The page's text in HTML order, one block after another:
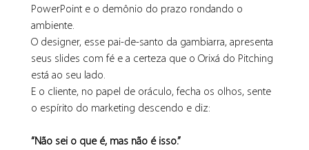
PowerPoint e o demônio do prazo rondando o
ambiente.
O designer, esse pai-de-santo da gambiarra, apresenta
seus slides com fé e a certeza que o Orixá do Pitching
está ao seu lado.
E o cliente, no papel de oráculo, fecha os olhos, sente
o espírito do marketing descendo e diz:
“Não sei o que é, mas não é isso.”